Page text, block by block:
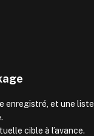
enregistré, et une
cible à l’avance.